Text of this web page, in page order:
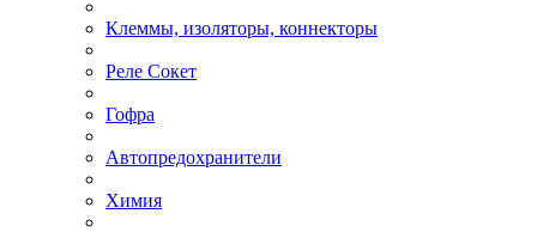
Клеммы, изоляторы, коннекторы
Реле Сокет
Гофра
Автопредохранители
Химия